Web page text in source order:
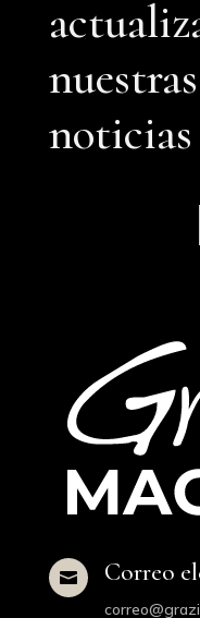
noticias
 Correo